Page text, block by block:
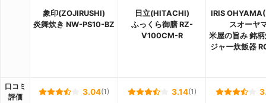
象印(ZOJIRUSHI)
炎舞炊き NW-PS10-BZ
日立(HITACHI)
ふっくら御膳 RZ-
V100CM-R
IRIS
スオーヤ
米屋の旨み 銘
ジャー炊飯器
口コミ
評価
3.04(1) 3.14(1)